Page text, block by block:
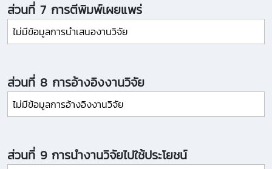
ส่วนที่ 7 การตีพิมพ์เผยแพร่
ไม่มีข้อมูลการนำเสนองานวิจัย
ส่วนที่ 8 การอ้างอิงงานวิจัย
ไม่มีข้อมูลการอ้างอิงงานวิจัย
ส่วนที่ 9 การนำงานวิจัยไปใช้ประโยชน์